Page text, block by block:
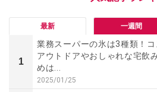
最新 一週間
1
業務スーパーの氷は3種類！
アウトドアやおしゃれな宅飲
めは...
2025/01/25